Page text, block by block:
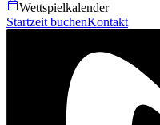
Wettspielkalender
Startzeit buchenKontakt